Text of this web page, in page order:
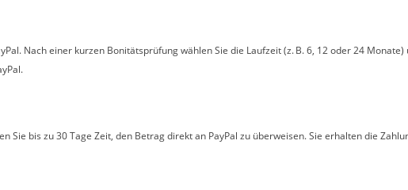
Nach einer kurzen Bonitätsprüfung wählen Sie die Laufzeit (z. B. 6, 12 oder 24
Sie bis zu 30 Tage Zeit, den Betrag direkt an PayPal zu überweisen. Sie erhalten die